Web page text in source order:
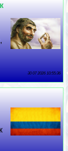
30 07 2026 10:55:36